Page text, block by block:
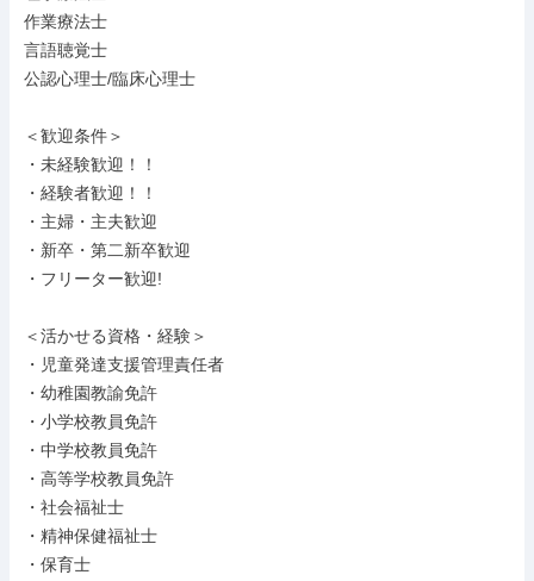
作業療法士
言語聴覚士
公認心理士/臨床心理士
＜歓迎条件＞
・未経験歓迎！！
・経験者歓迎！！
・主婦・主夫歓迎
・新卒・第二新卒歓迎
・フリーター歓迎!
＜活かせる資格・経験＞
・児童発達支援管理責任者
・幼稚園教諭免許
・小学校教員免許
・中学校教員免許
・高等学校教員免許
・社会福祉士
・精神保健福祉士
・保育士